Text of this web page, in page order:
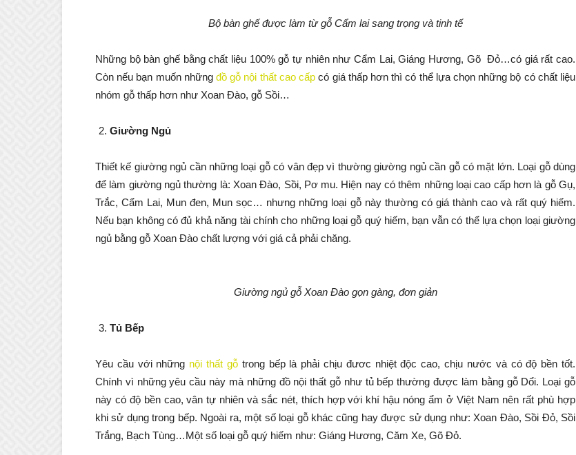
Bộ bàn ghế được làm từ gỗ Cẩm lai sang trọng và tinh tế
Những bộ bàn ghế bằng chất liệu 100% gỗ tự nhiên như Cẩm Lai, Giáng Hương, Gõ Đỏ…có giá rất cao.
Còn nếu bạn muốn nhữngđồ gỗ nội thất cao cấp có giá thấp hơn thì có thể lựa chọn những bộ có chất liệu
nhóm gỗ thấp hơn như Xoan Đào, gỗ Sồi…
Giường Ngủ
Thiết kế giường ngủ cần những loại gỗ có vân đẹp vì thường giường ngủ cần gỗ có mặt lớn. Loại gỗ dùng
để làm giường ngủ thường là: Xoan Đào, Sồi, Pơ mu. Hiện nay có thêm những loại cao cấp hơn là gỗ Gụ,
Trắc, Cẩm Lai, Mun đen, Mun sọc… nhưng những loại gỗ này thường có giá thành cao và rất quý hiếm.
Nếu bạn không có đủ khả năng tài chính cho những loại gỗ quý hiếm, bạn vẫn có thể lựa chọn loại giường
ngủ bằng gỗ Xoan Đào chất lượng với giá cả phải chăng.
Giường ngủ gỗ Xoan Đào gọn gàng, đơn giản
Tủ Bếp
Yêu cầu với những nội thất gỗtrong bếp là phải chịu đươc nhiệt độc cao, chịu nước và có độ bền tốt.
Chính vì những yêu cầu này mà những đồ nội thất gỗ như tủ bếp thường được làm bằng gỗ Dổi. Loại gỗ
này có độ bền cao, vân tự nhiên và sắc nét, thích hợp với khí hậu nóng ẩm ở Việt Nam nên rất phù hợp
khi sử dụng trong bếp. Ngoài ra, một số loại gỗ khác cũng hay được sử dụng như: Xoan Đào, Sồi Đỏ, Sồi
Trắng, Bạch Tùng…Một số loại gỗ quý hiếm như: Giáng Hương, Căm Xe, Gõ Đỏ.